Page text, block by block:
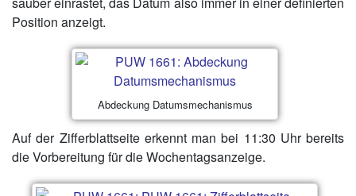
Position anzeigt.
Abdeckung Datumsmechanismus
Auf der Zifferblattseite erkennt man bei 11:30 Uhr bereits
die Vorbereitung für die Wochentagsanzeige.